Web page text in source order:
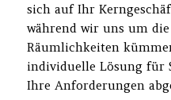
sich auf Ihr
während wir uns um
Räumlichkeiten
individuelle Lösung für
Ihre Anforderungen